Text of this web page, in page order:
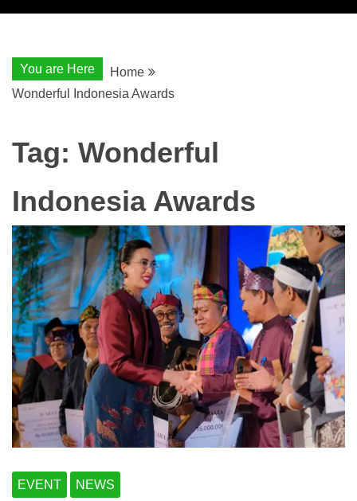
You are Here
Home
Wonderful Indonesia Awards
Tag: Wonderful
Indonesia Awards
EVENT NEWS